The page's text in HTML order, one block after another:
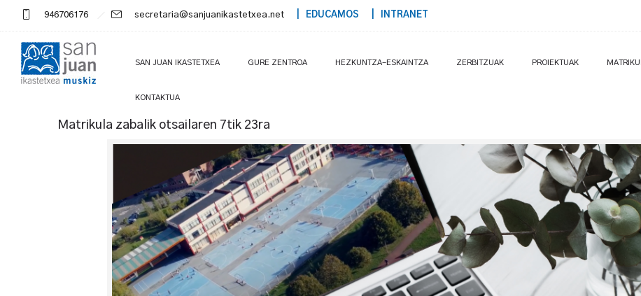
946706176 secretaria@sanjuanikastetxea.net | EDUCAMOS | INTRANET
SAN JUAN IKASTETXEA GURE ZENTROA HEZKUNTZA-ESKAINTZA ZERBITZUAK PROIEKTUAK
KONTAKTUA
Matrikula zabalik otsailaren 7tik 23ra